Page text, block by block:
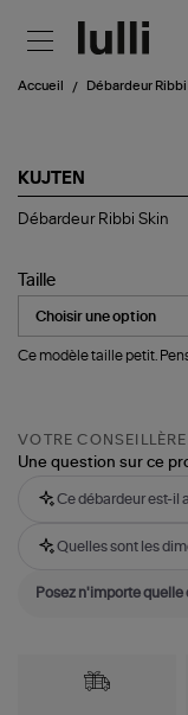
Accueil Débardeur Ribbi
KUJTEN
Débardeur
Débardeur Ribbi Skin
Taille
Ce modèle taille petit.
VOTRE CONSEILLÈRE
Une question sur ce
Ce débardeur est-il
Quelles sont les